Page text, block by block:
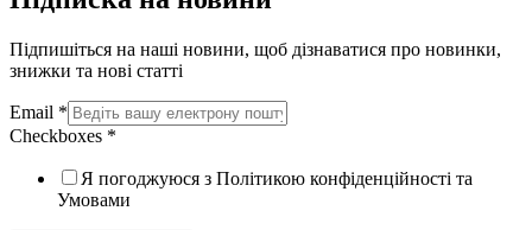
Підпишіться на наші новини, щоб дізнаватися про новинки,
знижки та нові статті
Email *
Checkboxes *
Я погоджуюся з Політикою конфіденційності та
Умовами